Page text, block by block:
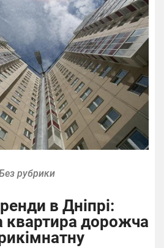
рубрики
в Дніпрі:
квартира дорожча